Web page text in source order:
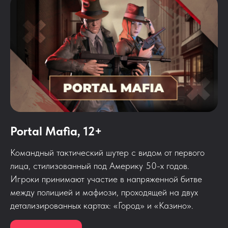
Portal Mafia, 12+
Командный тактический шутер с видом от первого
лица, стилизованный под Америку 50-х годов.
Игроки принимают участие в напряженной битве
между полицией и мафиози, проходящей на двух
детализированных картах: «Город» и «Казино».